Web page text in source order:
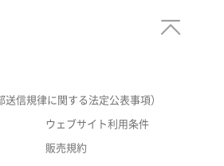
信規律に関する法定公表事項）
ウェブサイト利用条件
販売規約